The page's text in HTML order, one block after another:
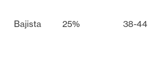
Bajista 25% 38-44